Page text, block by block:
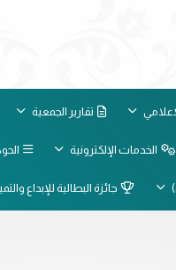
تقارير الجمعية
الخدمات الإلكترونية
جائزة البطالية للإبداع